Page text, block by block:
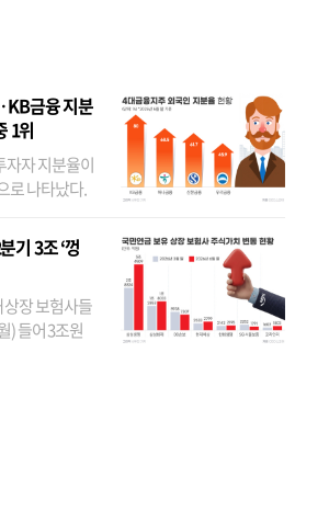
KB금융 지분
1위
자자 지분율이
로 나타났다.
말 기준 해외
기 3조 ‘껑
상장 보험사들
) 들어 3조원